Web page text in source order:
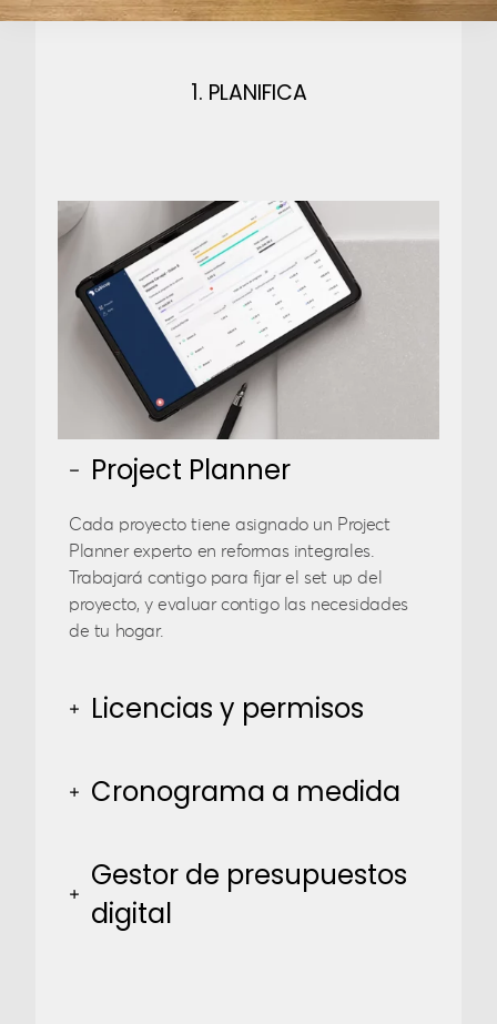
1. PLANIFICA
Project Planner
Cada proyecto tiene asignado un Project
Planner experto en reformas integrales.
Trabajará contigo para fijar el set up del
proyecto, y evaluar contigo las necesidades
de tu hogar.
Licencias y permisos
Cronograma a medida
Gestor de presupuestos
digital